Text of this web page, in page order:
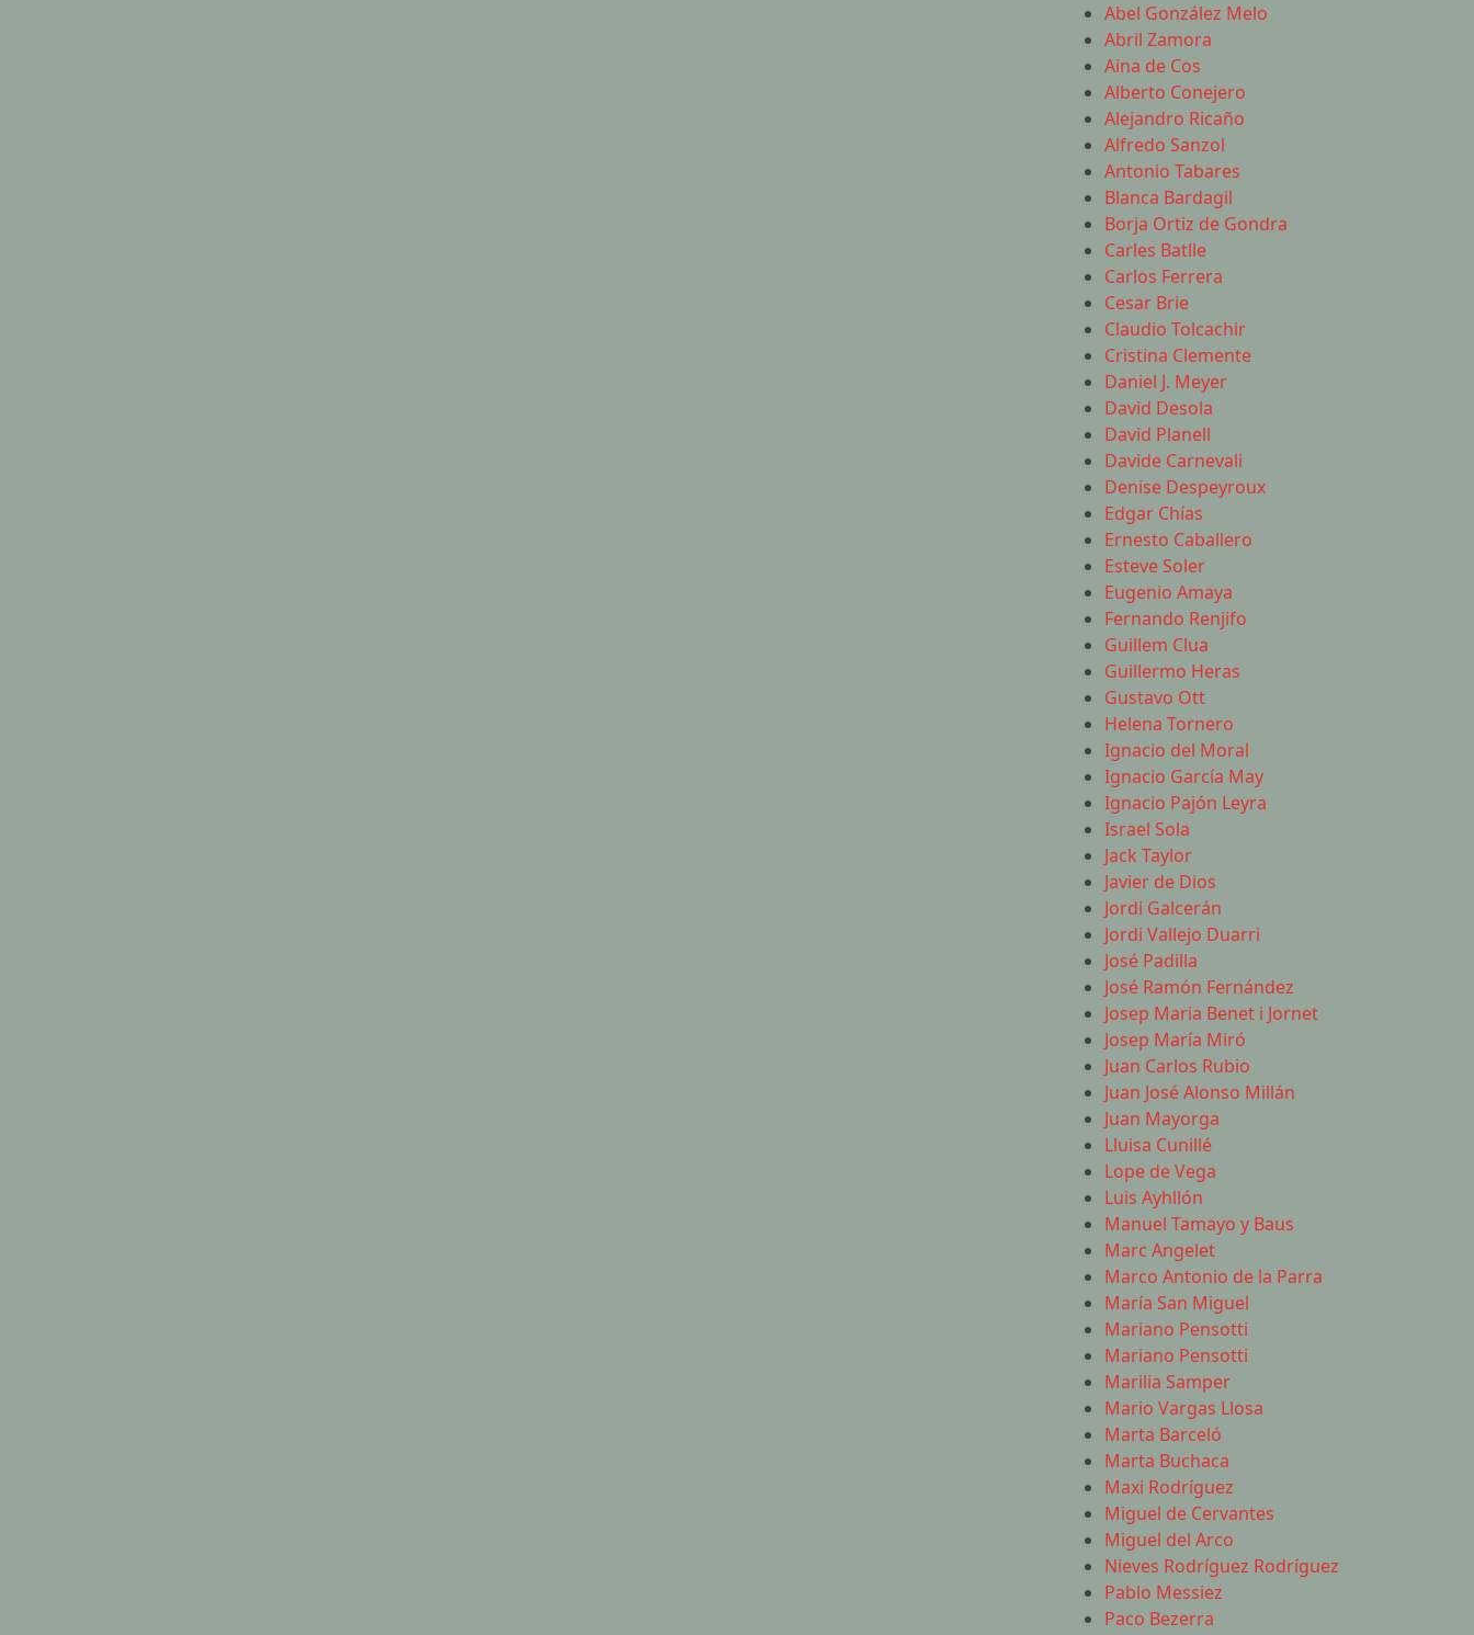
Abel González Melo
Abril Zamora
Aina de Cos
Alberto Conejero
Alejandro Ricaño
Alfredo Sanzol
Antonio Tabares
Blanca Bardagil
Borja Ortiz de Gondra
Carles Batlle
Carlos Ferrera
Cesar Brie
Claudio Tolcachir
Cristina Clemente
Daniel J. Meyer
David Desola
David Planell
Davide Carnevali
Denise Despeyroux
Edgar Chías
Ernesto Caballero
Esteve Soler
Eugenio Amaya
Fernando Renjifo
Guillem Clua
Guillermo Heras
Gustavo Ott
Helena Tornero
Ignacio del Moral
Ignacio García May
Ignacio Pajón Leyra
Israel Sola
Jack Taylor
Javier de Dios
Jordi Galcerán
Jordi Vallejo Duarri
José Padilla
José Ramón Fernández
Josep Maria Benet i Jornet
Josep María Miró
Juan Carlos Rubio
Juan José Alonso Millán
Juan Mayorga
Lluisa Cunillé
Lope de Vega
Luis Ayhllón
Manuel Tamayo y Baus
Marc Angelet
Marco Antonio de la Parra
María San Miguel
Mariano Pensotti
Mariano Pensotti
Marilia Samper
Mario Vargas Llosa
Marta Barceló
Marta Buchaca
Maxi Rodríguez
Miguel de Cervantes
Miguel del Arco
Nieves Rodríguez Rodríguez
Pablo Messiez
Paco Bezerra